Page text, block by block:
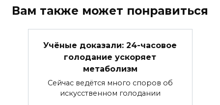
Вам также может понравиться
Учёные доказали: 24-часовое
голодание ускоряет
метаболизм
Сейчас ведётся много споров об
искусственном голодании